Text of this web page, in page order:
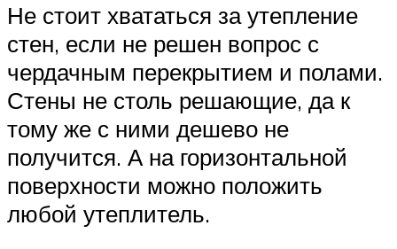
Не стоит хвататься за утепление
стен, если не решен вопрос с
чердачным перекрытием и полами.
Стены не столь решающие, да к
тому же с ними дешево не
получится. А на горизонтальной
поверхности можно положить
любой утеплитель.